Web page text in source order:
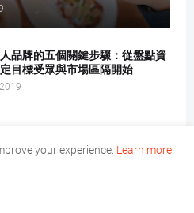
品牌的五個關鍵步驟：從盤點資
目標受眾與市場區隔開始
度剖析your experience. Learn more